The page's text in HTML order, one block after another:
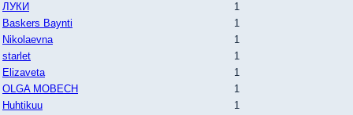
ЛУКИ
1
Baskers Baynti
1
Nikolaevna
1
starlet
1
Elizaveta
1
OLGA MOBECH
1
Huhtikuu
1